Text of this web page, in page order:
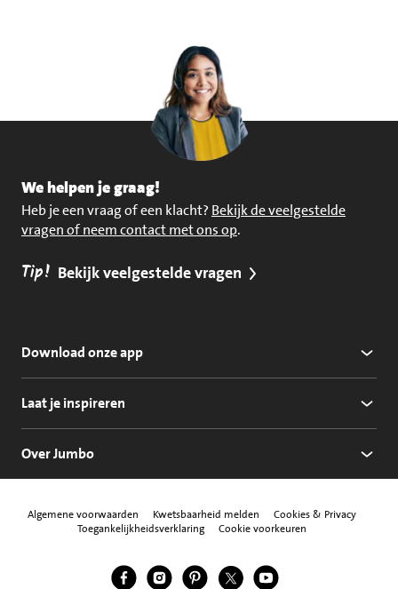
We helpen je graag!
Heb je een vraag of een klacht? Bekijk de veelgestelde
vragen of neem contact met ons op.
Tip! Bekijk veelgestelde vragen
Download onze app
Laat je inspireren
Over Jumbo
Algemene voorwaarden Kwetsbaarheid melden
Cookies & Privacy
Toegankelijkheidsverklaring
Cookie voorkeuren
Volg ons
Jumbo Facebook
Jumbo Instagram
Jumbo Pinterest
Jumbo Twitter
Jumbo YouTube